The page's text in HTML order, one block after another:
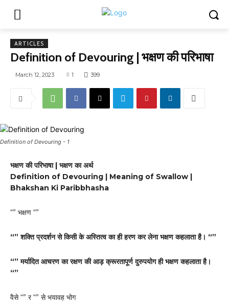
ARTICLES
Definition of Devouring | भक्षण की परिभाषा
March 12, 2023 1 399
Definition of Devouring - 1
भक्षण की परिभाषा | भक्षण का अर्थ
Definition of Devouring | Meaning of Swallow |
Bhakshan Ki Paribbhasha
“” भक्षण “”
“” शक्ति प्रदर्शन से किसी के अस्तित्व का ही हरण कर लेना भक्षण कहलाता है। “”
“” मर्यादित आचरण का रक्षण की आड़ क्रूरतापूर्ण दुरुपयोग ही भक्षण कहलाता है।
“”
वैसे “” र “” से भयावह भोग